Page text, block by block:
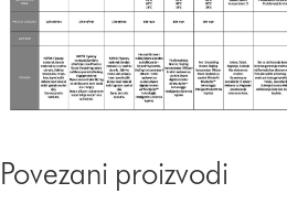
Povezani proizvodi